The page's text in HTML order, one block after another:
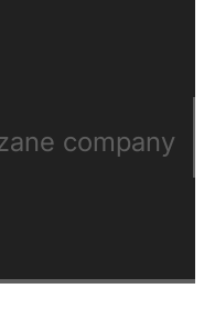
company